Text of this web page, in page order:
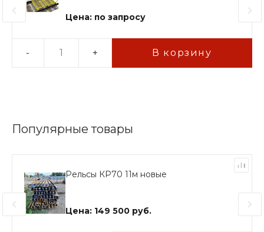
Цена: по запросу
- + В корзину
Популярные товары
Рельсы КР70 11м новые
Цена: 149 500 руб.